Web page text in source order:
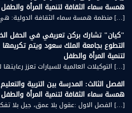
همسة سماء الثقافة لتنمية المرأة والطفل
[…] منظمة همسة سماء الثقافة الدولية:
"كيان" تشارك بركن تعريفي في الحفل
التطوع بجامعة الملك سعود ويتم
لتنمية المرأة والطفل
[…] التوكيلات العالمية للسيارات تعزز رعايتها
الفصل الثالث: المدرسة بين التربية
همسة سماء الثقافة لتنمية المرأة والطفل
[…] الفصل الاول :عقول بلا عمق، جيل بلا